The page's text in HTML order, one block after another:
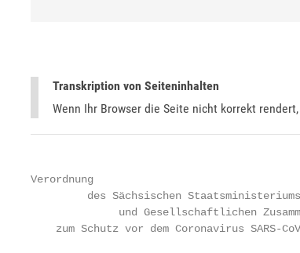
Transkription von Seiteninhalten
Wenn Ihr Browser die Seite nicht korrekt
Verordnung
des Sächsischen
und Gesellschaftlichen
zum Schutz vor dem Coronavirus SARS-